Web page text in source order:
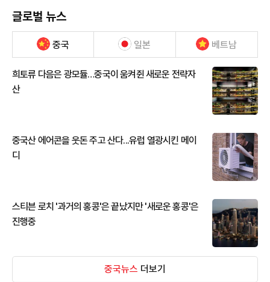
글로벌 뉴스
중국 일본 베트남
희토류 다음은 광모듈…중국이 움켜쥔 새로운 전략자
산
중국산 에어콘을 웃돈 주고 산다...유럽 열광시킨 메이
디
스티븐 로치 '과거의 홍콩'은 끝났지만 '새로운 홍콩'은
진행중
중국뉴스 더보기